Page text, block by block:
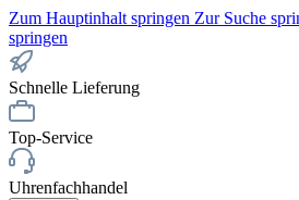
Zum Hauptinhalt springen Zur Suche
springen
Schnelle Lieferung
Top-Service
Uhrenfachhandel